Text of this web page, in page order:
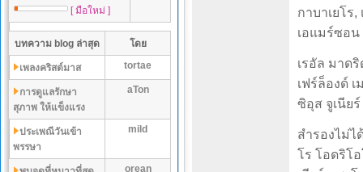
[ มือใหม่ ]
บทความ blog ล่าสุด โดย
เพลงคริสต์มาส tortae
การดูแลรักษา
สุภาพ ให้แข็งแรง
aTon
ประเพณีวันเข้า
พรรษา
mild
orean
กาบาเยโร
เอแมร์ซอ
เรอัล มาด
เฟร์ล็องด์
ซิอุส จูเนียร์
สำรองไม่ไ
โร โอดริโ